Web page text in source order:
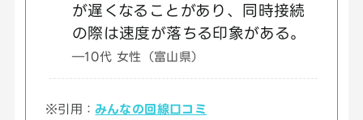
が遅くなることがあり、同時接続
の際は速度が落ちる印象がある。
―10代 女性（富山県）
※引用：みんなの回線口コミ